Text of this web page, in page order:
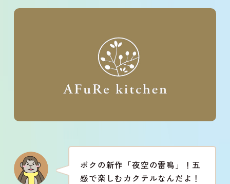
ボクの新作「夜空の雷鳴」！五
感で楽しむカクテルなんだよ！